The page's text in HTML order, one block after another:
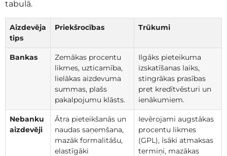
tabulā.
Aizdevēja
tips
Priekšrocības Trūkumi
Bankas
Zemākas procentu
likmes, uzticamība,
lielākas aizdevuma
summas, plašs
pakalpojumu klāsts.
Ilgāks pieteikuma
izskatīšanas laiks,
stingrākas prasības
pret kredītvēsturi un
ienākumiem.
Nebanku
aizdevēji
Ātra pieteikšanās un
naudas saņemšana,
mazāk formalitāšu,
elastīgāki
Ievērojami augstākas
procentu likmes
(GPL), īsāki atmaksas
termiņi, mazākas